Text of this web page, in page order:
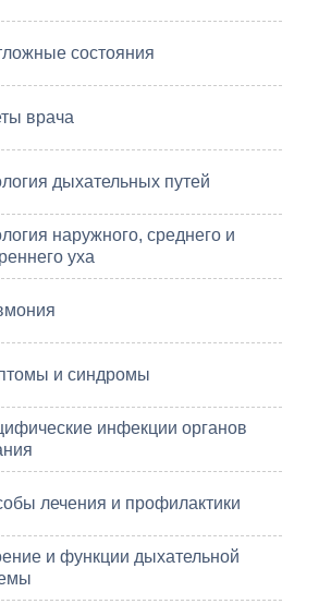
состояния
врача
дыхательных путей
наружного, среднего и
уха
и синдромы
инфекции органов
лечения и профилактики
и функции дыхательной